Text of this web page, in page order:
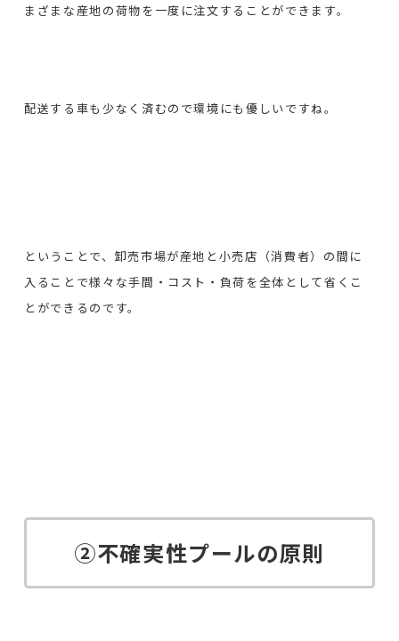
まざまな産地の荷物を一度に注文することができます。
配送する車も少なく済むので環境にも優しいですね。
ということで、卸売市場が産地と小売店（消費者）の間に
入ることで様々な手間・コスト・負荷を全体として省くこ
とができるのです。
②不確実性プールの原則